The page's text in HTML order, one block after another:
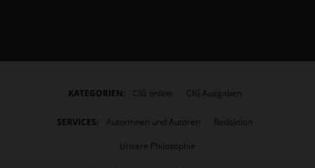
KATEGORIEN: CIG online CIG Ausgaben
SERVICES: Autorinnen und Autoren
Redaktion
Unsere Philosophie